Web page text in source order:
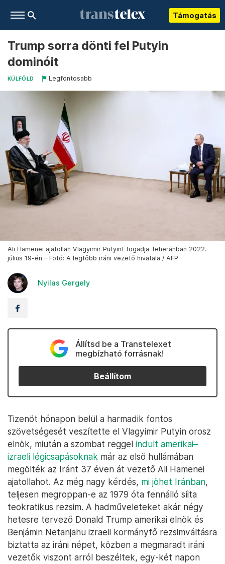
Támogatás
Trump sorra dönti fel Putyin
dominóit
KÜLFÖLD Legfontosabb
Ali Hamenei ajatollah Vlagyimir Putyint fogadja Teheránban 2022.
július 19-én – Fotó: A legfőbb iráni vezető hivatala / AFP
Nyilas Gergely
Állítsd be a Transtelexet
megbízható forrásnak!
Beállítom
Tizenöt hónapon belül a harmadik fontos
szövetségesét veszítette el Vlagyimir Putyin orosz
elnök, miután a szombat reggel indult amerikai–
izraeli légicsapásoknak már az első hullámában
megölték az Iránt 37 éven át vezető Ali Hamenei
ajatollahot. Az még nagy kérdés, mi jöhet Iránban,
teljesen megroppan-e az 1979 óta fennálló síita
teokratikus rezsim. A hadműveleteket akár négy
hetesre tervező Donald Trump amerikai elnök és
Benjámin Netanjahu izraeli kormányfő rezsimváltásra
biztatta az iráni népet, közben a megmaradt iráni
vezetők viszont arról beszéltek, egy-két napon